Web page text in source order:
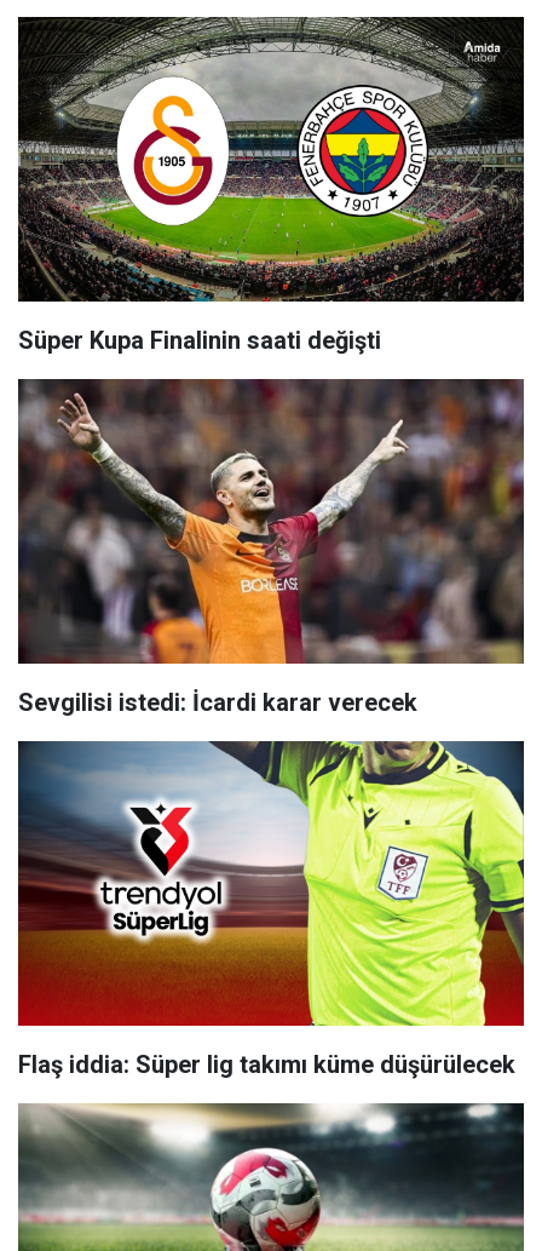
Süper Kupa Finalinin saati değişti
Sevgilisi istedi: İcardi karar verecek
Flaş iddia: Süper lig takımı küme düşürülecek